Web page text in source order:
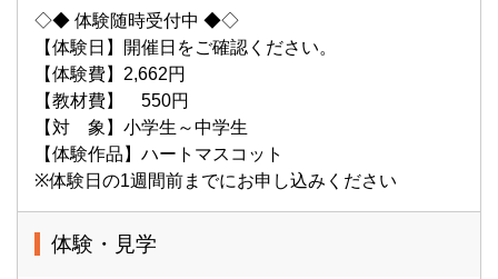
◇◆ 体験随時受付中 ◆◇
【体験日】開催日をご確認ください。
【体験費】2,662円
【教材費】 550円
【対 象】小学生～中学生
【体験作品】ハートマスコット
※体験日の1週間前までにお申し込みください
体験・見学